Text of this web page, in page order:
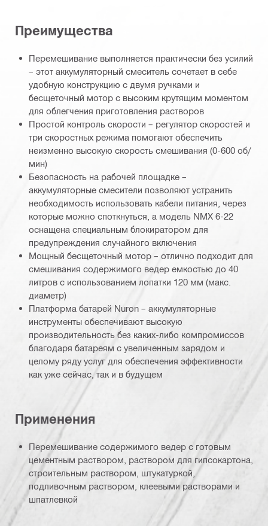
Преимущества
Перемешивание выполняется практически без усилий
– этот аккумуляторный смеситель сочетает в себе
удобную конструкцию с двумя ручками и
бесщеточный мотор с высоким крутящим моментом
для облегчения приготовления растворов
Простой контроль скорости – регулятор скоростей и
три скоростных режима помогают обеспечить
неизменно высокую скорость смешивания (0-600 об/
мин)
Безопасность на рабочей площадке –
аккумуляторные смесители позволяют устранить
необходимость использовать кабели питания, через
которые можно споткнуться, а модель NMX 6-22
оснащена специальным блокиратором для
предупреждения случайного включения
Мощный бесщеточный мотор – отлично подходит для
смешивания содержимого ведер емкостью до 40
литров с использованием лопатки 120 мм (макс.
диаметр)
Платформа батарей Nuron – аккумуляторные
инструменты обеспечивают высокую
производительность без каких-либо компромиссов
благодаря батареям с увеличенным зарядом и
целому ряду услуг для обеспечения эффективности
как уже сейчас, так и в будущем
Применения
Перемешивание содержимого ведер с готовым
цементным раствором, раствором для гипсокартона,
строительным раствором, штукатуркой,
подливочным раствором, клеевыми растворами и
шпатлевкой